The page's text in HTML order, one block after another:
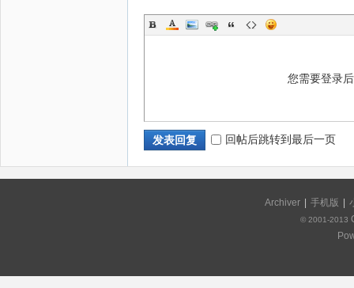
您需要登录
发表回复 回帖后跳转到最后一页
Archiver 手机版
© 2001-2013